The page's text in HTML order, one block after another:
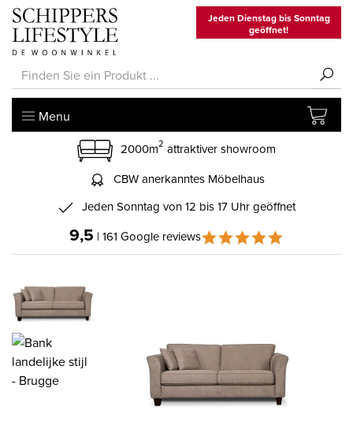
Jeden Dienstag bis Sonntag
geöffnet!
Menu
2000m2 attraktiver showroom
CBW anerkanntes Möbelhaus
Jeden Sonntag von 12 bis 17 Uhr geöffnet
9,5 | 161 Google reviews